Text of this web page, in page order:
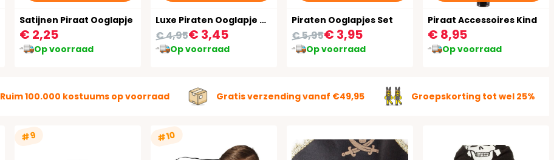
Satijnen Piraat Ooglapje
€ 2,25
Op voorraad
Luxe Piraten Ooglapje met Kruis
€ 3,45
€ 4,95
Op voorraad
Piraten Ooglapjes Set
€ 3,95
€ 5,95
Op voorraad
Piraat Accessoires Kind
€ 8,95
Op voorraad
Ruim 100.000 kostuums op voorraad Gratis verzending vanaf €49,95 Groepskorting tot wel 25%
#9 #10